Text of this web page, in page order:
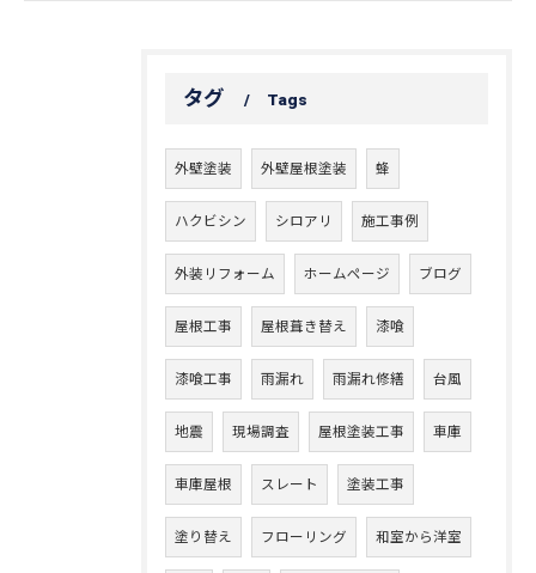
タグ Tags
外壁塗装 外壁屋根塗装 蜂
ハクビシン シロアリ 施工事例
外装リフォーム ホームページ ブログ
屋根工事 屋根葺き替え 漆喰
漆喰工事 雨漏れ 雨漏れ修繕 台風
地震 現場調査 屋根塗装工事 車庫
車庫屋根 スレート 塗装工事
塗り替え フローリング 和室から洋室